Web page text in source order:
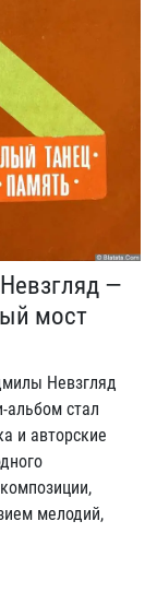
—
мост
Невзгляд
альбом стал
и авторские
мелодий,